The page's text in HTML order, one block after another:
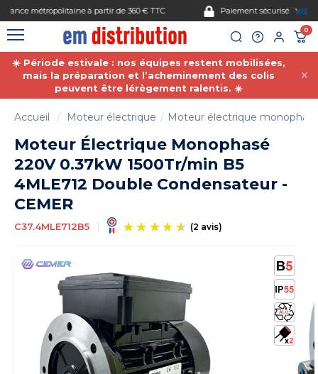
Paiement sécurisé
0
☀️ Période estivale : nos équipes restent mobilisées,
mais la préparation et l’acheminement des colis
peuvent être lérègement ralentis. ☀️
Accueil Moteur électrique Moteur électrique
Moteur Électrique Monophasé
220V 0.37kW 1500Tr/min B5
4MLE712 Double Condensateur -
CEMER
C37.4MLE712B5
Gestion des cookies